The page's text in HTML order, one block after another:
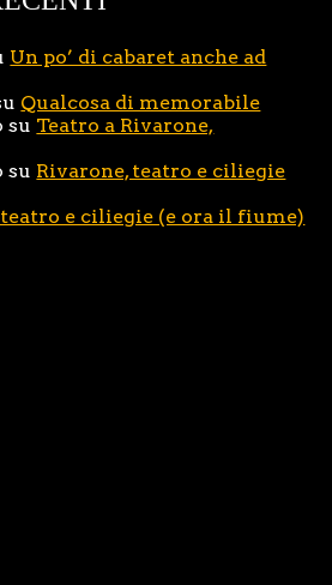
Un po’ di cabaret anche ad
Qualcosa di memorabile
su Teatro a Rivarone,
su Rivarone, teatro e ciliegie
teatro e ciliegie (e ora il fiume)